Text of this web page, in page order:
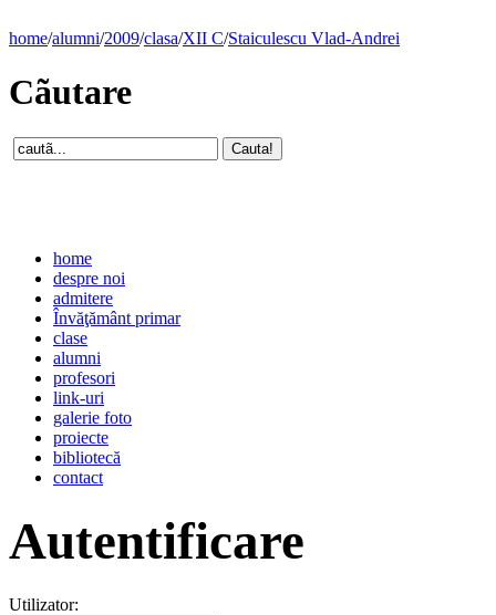
home/alumni/2009/clasa/XII C/Staiculescu Vlad-Andrei
Cãutare
home
despre noi
admitere
Învăţământ primar
clase
alumni
profesori
link-uri
galerie foto
proiecte
bibliotecă
contact
Autentificare
Utilizator: